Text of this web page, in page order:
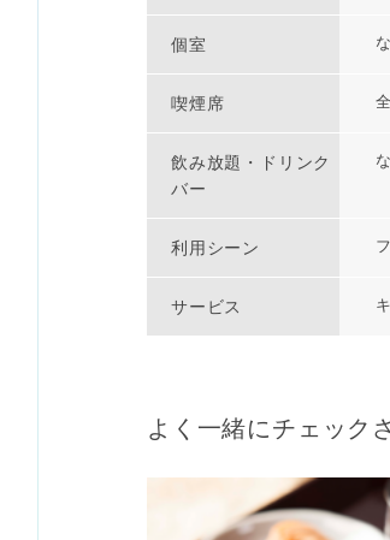
個室
喫煙席
飲み放題・ドリンク
バー
利用シーン
サービス
よく一緒にチェック